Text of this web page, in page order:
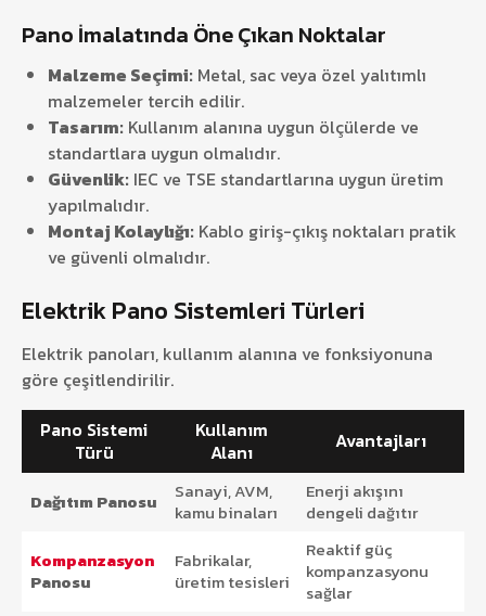
Pano İmalatında Öne Çıkan Noktalar
Malzeme Seçimi: Metal, sac veya özel yalıtımlı
malzemeler tercih edilir.
Tasarım: Kullanım alanına uygun ölçülerde ve
standartlara uygun olmalıdır.
Güvenlik: IEC ve TSE standartlarına uygun üretim
yapılmalıdır.
Montaj Kolaylığı: Kablo giriş-çıkış noktaları pratik
ve güvenli olmalıdır.
Elektrik Pano Sistemleri Türleri
Elektrik panoları, kullanım alanına ve fonksiyonuna
göre çeşitlendirilir.
Pano Sistemi
Türü
Kullanım
Alanı
Avantajları
Dağıtım Panosu
Sanayi, AVM,
kamu binaları
Enerji akışını
dengeli dağıtır
Kompanzasyon
Panosu
Fabrikalar,
üretim tesisleri
Reaktif güç
kompanzasyonu
sağlar